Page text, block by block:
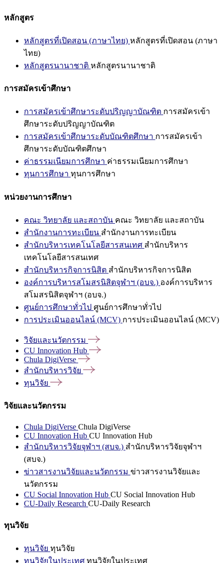
หลักสูตร
หลักสูตรที่เปิดสอน (ภาษาไทย) หลักสูตรที่เปิดสอน (ภาษา
ไทย)
หลักสูตรนานาชาติ หลักสูตรนานาชาติ
การสมัครเข้าศึกษา
การสมัครเข้าศึกษาระดับปริญญาบัณฑิต การสมัครเข้า
ศึกษาระดับปริญญาบัณฑิต
การสมัครเข้าศึกษาระดับบัณฑิตศึกษา การสมัครเข้า
ศึกษาระดับบัณฑิตศึกษา
ค่าธรรมเนียมการศึกษา ค่าธรรมเนียมการศึกษา
ทุนการศึกษา ทุนการศึกษา
หน่วยงานการศึกษา
คณะ วิทยาลัย และสถาบัน คณะ วิทยาลัย และสถาบัน
สำนักงานการทะเบียน สำนักงานการทะเบียน
สำนักบริหารเทคโนโลยีสารสนเทศ สำนักบริหาร
เทคโนโลยีสารสนเทศ
สำนักบริหารกิจการนิสิต สำนักบริหารกิจการนิสิต
องค์การบริหารสโมสรนิสิตจุฬาฯ (อบจ.) องค์การบริหาร
สโมสรนิสิตจุฬาฯ (อบจ.)
ศูนย์การศึกษาทั่วไป ศูนย์การศึกษาทั่วไป
การประเมินออนไลน์ (MCV) การประเมินออนไลน์ (MCV)
วิจัยและนวัตกรรม
CU Innovation Hub
Chula DigiVerse
สำนักบริหารวิจัย
ทุนวิจัย
วิจัยและนวัตกรรม
Chula DigiVerse Chula DigiVerse
CU Innovation Hub CU Innovation Hub
สำนักบริหารวิจัยจุฬาฯ (สบจ.) สำนักบริหารวิจัยจุฬาฯ
(สบจ.)
ข่าวสารงานวิจัยและนวัตกรรม ข่าวสารงานวิจัยและ
นวัตกรรม
CU Social Innovation Hub CU Social Innovation Hub
CU-Daily Research CU-Daily Research
ทุนวิจัย
ทุนวิจัย ทุนวิจัย
ทุนวิจัยในประเทศ ทุนวิจัยในประเทศ